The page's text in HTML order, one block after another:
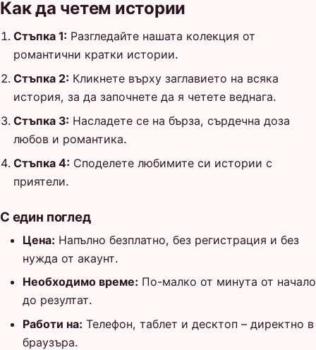
Как да четем истории
Стъпка 1: Разгледайте нашата колекция от
романтични кратки истории.
Стъпка 2: Кликнете върху заглавието на всяка
история, за да започнете да я четете веднага.
Стъпка 3: Насладете се на бърза, сърдечна доза
любов и романтика.
Стъпка 4: Споделете любимите си истории с
приятели.
С един поглед
Цена: Напълно безплатно, без регистрация и без
нужда от акаунт.
Необходимо време: По-малко от минута от начало
до резултат.
Работи на: Телефон, таблет и десктоп – директно в
браузъра.